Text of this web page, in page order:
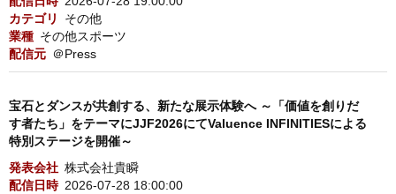
カテゴリ
その他
業種 その他スポーツ
配信元 ＠Press
宝石とダンスが共創する、新たな展示体験へ ～「価値を創りだ
す者たち」をテーマにJJF2026にてValuence INFINITIESによる
特別ステージを開催～
発表会社 株式会社貴瞬
配信日時 2026-07-28 18:00:00